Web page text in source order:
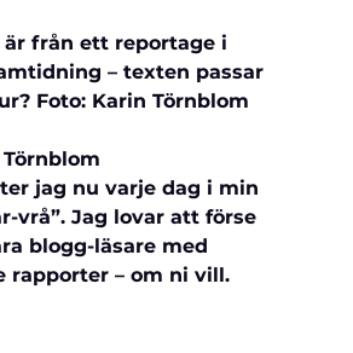
är från ett reportage i
– texten passar
Foto: Karin Törnblom
jag nu varje dag i min
vrå”. Jag lovar att förse
blogg-läsare med
rapporter – om ni vill.